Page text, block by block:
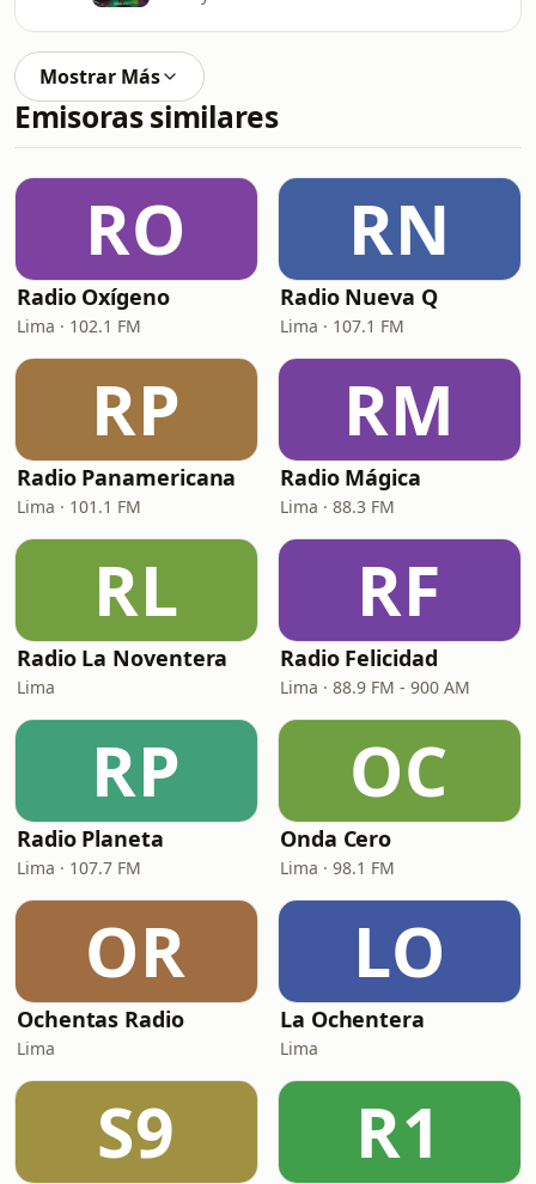
Mostrar Más
Emisoras similares
RO
Radio Oxígeno
Lima · 102.1 FM
RN
Radio Nueva Q
Lima · 107.1 FM
RP
Radio Panamericana
Lima · 101.1 FM
RM
Radio Mágica
Lima · 88.3 FM
RL
Radio La Noventera
Lima
RF
Radio Felicidad
Lima · 88.9 FM - 900 AM
RP
Radio Planeta
Lima · 107.7 FM
OC
Onda Cero
Lima · 98.1 FM
OR
Ochentas Radio
Lima
LO
La Ochentera
Lima
S9 R1